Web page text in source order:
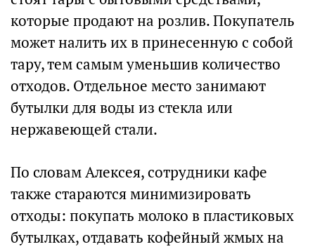
которые продают на розлив. Покупатель
может налить их в принесенную с собой
тару, тем самым уменьшив количество
отходов. Отдельное место занимают
бутылки для воды из стекла или
нержавеющей стали.
По словам Алексея, сотрудники кафе
также стараются минимизировать
отходы: покупать молоко в пластиковых
бутылках, отдавать кофейный жмых на